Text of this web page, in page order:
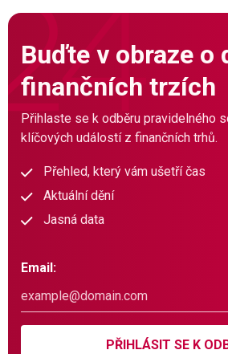
Buďte v obraze o
finančních trzích
Přihlaste se k odběru pravidelného
klíčových událostí z finančních trhů.
Přehled, který vám ušetří čas
Aktuální dění
Jasná data
Email:
PŘIHLÁSIT SE K